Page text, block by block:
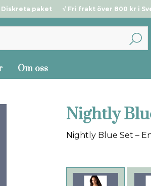
paket √ Fri frakt över 800 kr i
Om oss
Nightly
Nightly Blue Set –